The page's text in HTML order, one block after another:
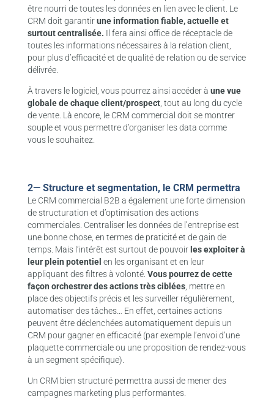
être nourri de toutes les données en lien avec le client. Le
CRM doit garantirune information fiable, actuelle et
surtout centralisée. Il fera ainsi office de réceptacle de
toutes les informations nécessaires à la relation client,
pour plus d’efficacité et de qualité de relation ou de service
délivrée.
À travers le logiciel, vous pourrez ainsi accéder à une vue
globale de chaque client/prospect, tout au long du cycle
de vente. Là encore, le CRM commercial doit se montrer
souple et vous permettre d’organiser les data comme
vous le souhaitez.
2— Structure et segmentation, le CRM permettra
Le CRM commercial B2B a également une forte dimension
de structuration et d’optimisation des actions
commerciales. Centraliser les données de l’entreprise est
une bonne chose, en termes de praticité et de gain de
temps. Mais l’intérêt est surtout de pouvoir les exploiter à
leur plein potentiel en les organisant et en leur
appliquant des filtres à volonté. Vous pourrez de cette
façon orchestrer des actions très ciblées, mettre en
place des objectifs précis et les surveiller régulièrement,
automatiser des tâches… En effet, certaines actions
peuvent être déclenchées automatiquement depuis un
CRM pour gagner en efficacité (par exemple l’envoi d’une
plaquette commerciale ou une proposition de rendez-vous
à un segment spécifique).
Un CRM bien structuré permettra aussi de mener des
campagnes marketing plus performantes.